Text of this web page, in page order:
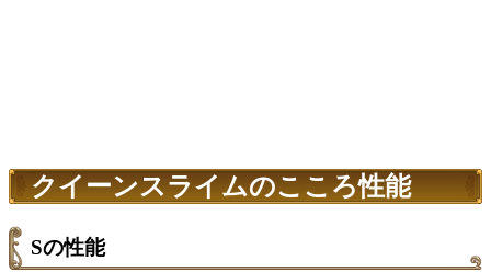
クイーンスライムのこころ性能
Sの性能